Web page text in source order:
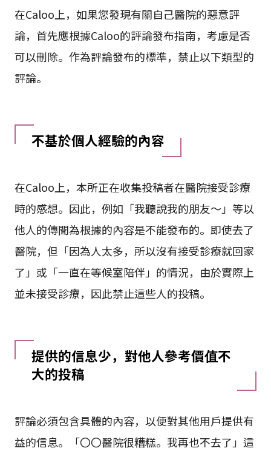
在Caloo上，如果您發現有關自己醫院的惡意評
論，首先應根據Caloo的評論發布指南，考慮是否
可以刪除。作為評論發布的標準，禁止以下類型的
評論。
不基於個人經驗的內容
在Caloo上，本所正在收集投稿者在醫院接受診療
時的感想。因此，例如「我聽說我的朋友～」等以
他人的傳聞為根據的內容是不能發布的。即使去了
醫院，但「因為人太多，所以沒有接受診療就回家
了」或「一直在等候室陪伴」的情況，由於實際上
並未接受診療，因此禁止這些人的投稿。
提供的信息少，對他人參考價值不
大的投稿
評論必須包含具體的內容，以便對其他用戶提供有
益的信息。「〇〇醫院很糟糕。我再也不去了」這